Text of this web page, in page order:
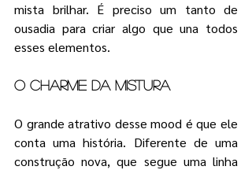
mista brilhar. É preciso um tanto de
ousadia para criar algo que una todos
esses elementos.
O charme da mistura
O grande atrativo desse mood é que ele
conta uma história. Diferente de uma
construção nova, que segue uma linha